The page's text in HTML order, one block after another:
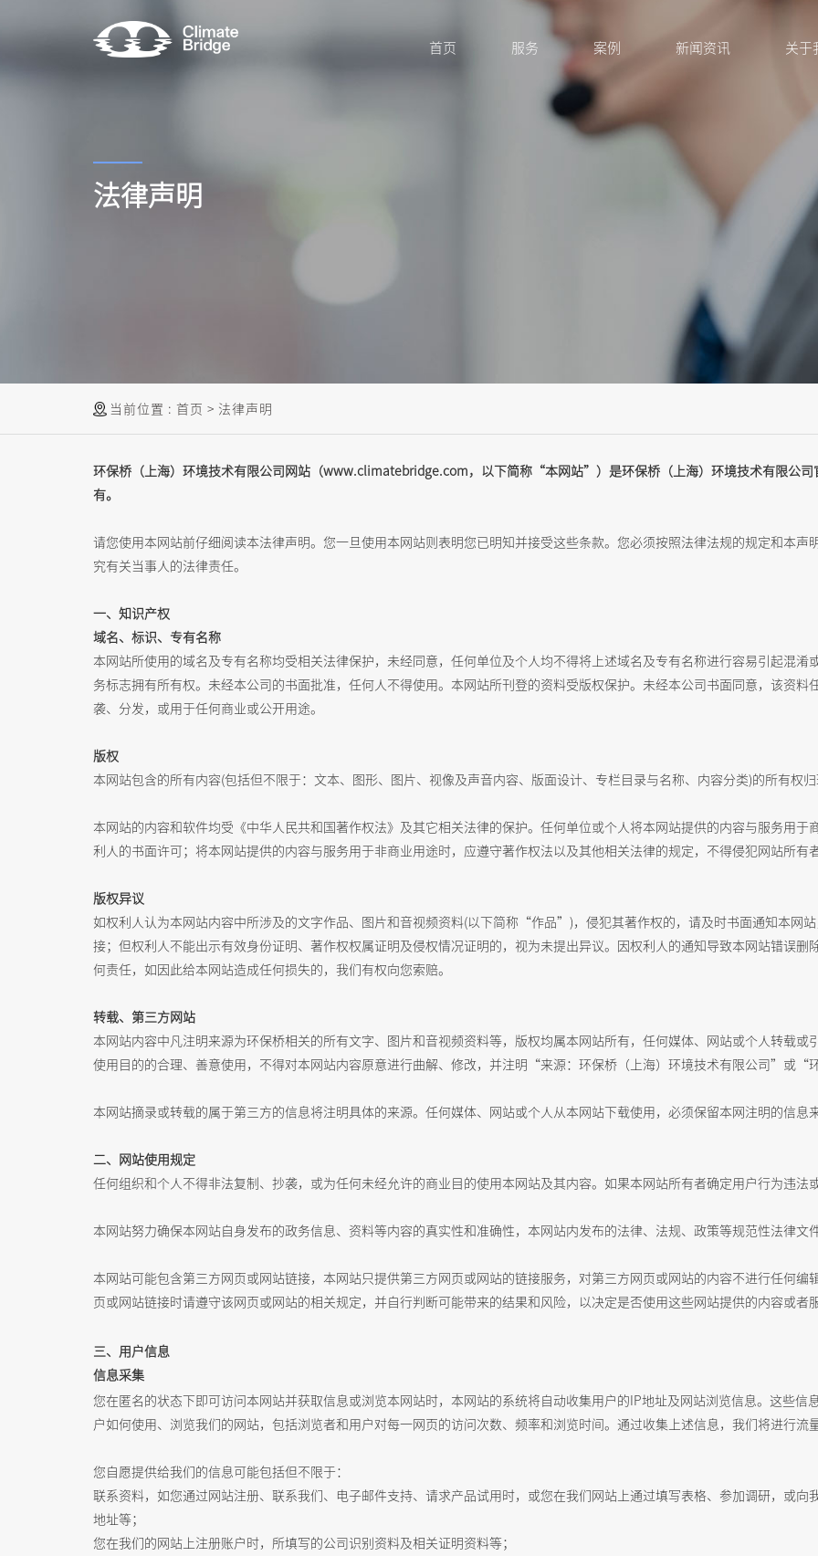
首页 服务 案例 新闻资讯 关于
法律声明
当前位置 : 首页 > 法律声明
环保桥（上海）环境技术有限公司网站（www.climatebridge.com，以下简称“本网站”）是环保桥（上海）环境技术有限公司
有。
请您使用本网站前仔细阅读本法律声明。您一旦使用本网站则表明您已明知并接受这些条款。您必须按照法律法规的规定和本
究有关当事人的法律责任。
一、知识产权
域名、标识、专有名称
本网站所使用的域名及专有名称均受相关法律保护，未经同意，任何单位及个人均不得将上述域名及专有名称进行容易引起混
务标志拥有所有权。未经本公司的书面批准，任何人不得使用。本网站所刊登的资料受版权保护。未经本公司书面同意，该资
袭、分发，或用于任何商业或公开用途。
版权
本网站包含的所有内容(包括但不限于：文本、图形、图片、视像及声音内容、版面设计、专栏目录与名称、内容分类)的所有权
本网站的内容和软件均受《中华人民共和国著作权法》及其它相关法律的保护。任何单位或个人将本网站提供的内容与服务用
利人的书面许可；将本网站提供的内容与服务用于非商业用途时， 应遵守著作权法以及其他相关法律的规定，不得侵犯网站所有
版权异议
如权利人认为本网站内容中所涉及的文字作品、图片和音视频资料(以下简称“作品”)，侵犯其著作权的，请及时书面通知本网
接；但权利人不能出示有效身份证明、著作权权属证明及侵权情况证明的，视为未提出异议。因权利人的通知导致本网站错误
何责任，如因此给本网站造成任何损失的，我们有权向您索赔。
转载、第三方网站
本网站内容中凡注明来源为环保桥相关的所有文字、图片和音视频资料等，版权均属本网站所有，任何媒体、网站或个人转载
使用目的的合理、善意使用，不得对本网站内容原意进行曲解、修改，并注明“来源：环保桥（上海）环境技术有限公司”或“
本网站摘录或转载的属于第三方的信息将注明具体的来源。任何媒体、网站或个人从本网站下载使用，必须保留本网注明的信息
二、网站使用规定
任何组织和个人不得非法复制、抄袭，或为任何未经允许的商业目的使用本网站及其内容。如果本网站所有者确定用户行为违法
本网站努力确保本网站自身发布的政务信息、资料等内容的真实性和准确性，本网站内发布的法律、法规、政策等规范性法律文
本网站可能包含第三方网页或网站链接，本网站只提供第三方网页或网站的链接服务，对第三方网页或网站的内容不进行任何
页或网站链接时请遵守该网页或网站的相关规定，并自行判断可能带来的结果和风险，以决定是否使用这些网站提供的内容或者服
三、用户信息
信息采集
您在匿名的状态下即可访问本网站并获取信息或浏览本网站时，本网站的系统将自动收集用户的IP地址及网站浏览信息。这些
户如何使用、浏览我们的网站，包括浏览者和用户对每一网页的访问次数、频率和浏览时间。通过收集上述信息，我们将进行流
您自愿提供给我们的信息可能包括但不限于：
联系资料，如您通过网站注册、联系我们、电子邮件支持、请求产品试用时，或您在我们网站上通过填写表格、参加调研，或
地址等；
您在我们的网站上注册账户时，所填写的公司识别资料及相关证明资料等；